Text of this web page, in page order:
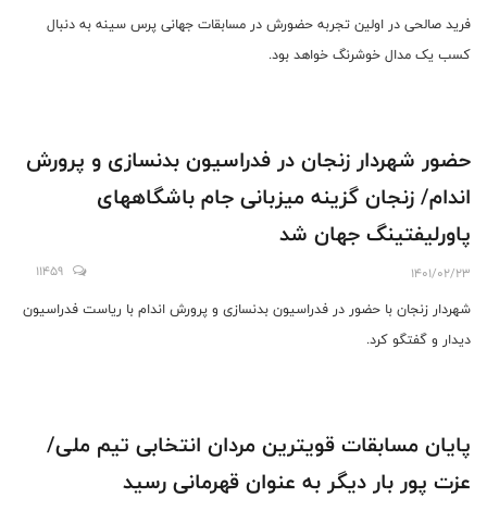
فرید صالحی در اولین تجربه حضورش در مسابقات جهانی پرس سینه به دنبال
کسب یک مدال خوشرنگ خواهد بود.
حضور شهردار زنجان در فدراسیون بدنسازی و پرورش
اندام/ زنجان گزینه میزبانی جام باشگاههای
پاورلیفتینگ جهان شد
1401/02/23
11459
شهردار زنجان با حضور در فدراسیون بدنسازی و پرورش اندام با ریاست فدراسیون
دیدار و گفتگو کرد.
پایان مسابقات قویترین مردان انتخابی تیم ملی/
عزت پور بار دیگر به عنوان قهرمانی رسید